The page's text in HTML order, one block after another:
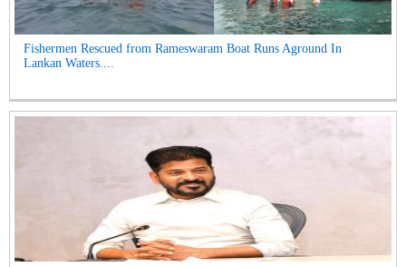
Fishermen Rescued from Rameswaram Boat Runs Aground In
Lankan Waters....